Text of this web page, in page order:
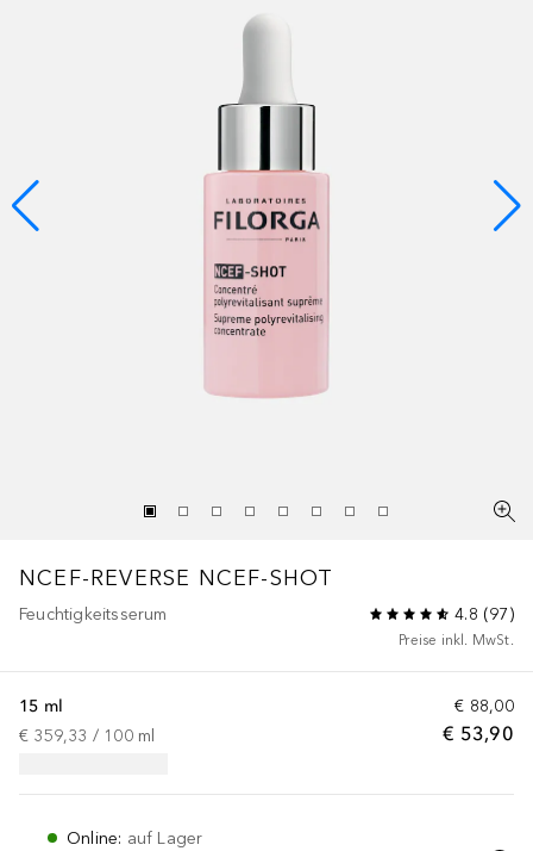
NCEF-REVERSE NCEF-SHOT
Feuchtigkeitsserum 4.8 (97)
Preise inkl. MwSt.
€ 88,00
€ 53,90
15 ml
€ 359,33 / 100 ml
Online: auf Lager